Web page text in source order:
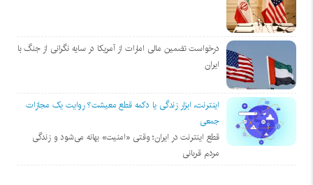
درخواست تضمین مالی امارات از آمریکا در سایه نگرانی از جنگ با
ایران
اینترنت، ابزار زندگی یا دکمه قطع معیشت؟ روایت یک مجازات
جمعی
قطع اینترنت در ایران؛ وقتی «امنیت» بهانه می‌شود و زندگی
مردم قربانی